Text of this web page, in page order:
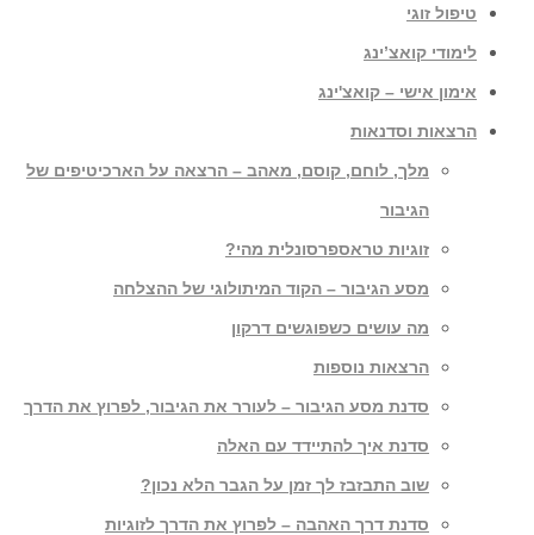
טיפול זוגי
לימודי קואצ’ינג
אימון אישי – קואצ'ינג
הרצאות וסדנאות
מלך, לוחם, קוסם, מאהב – הרצאה על הארכיטיפים של
הגיבור
זוגיות טראספרסונלית מהי?
מסע הגיבור – הקוד המיתולוגי של ההצלחה
מה עושים כשפוגשים דרקון
הרצאות נוספות
סדנת מסע הגיבור – לעורר את הגיבור, לפרוץ את הדרך
סדנת איך להתיידד עם האלה
שוב התבזבז לך זמן על הגבר הלא נכון?
סדנת דרך האהבה – לפרוץ את הדרך לזוגיות